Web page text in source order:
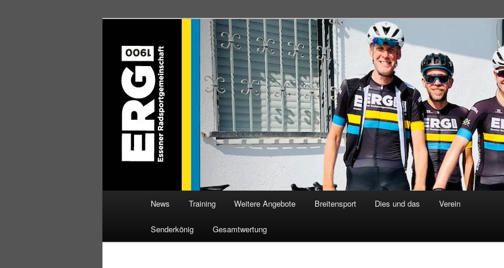
ERG 1900 e.V
Willkommen bei der Essener Radsportgemeinschaft
News Training Weitere Angebote Breitensport Dies und das Verein
Senderkönig Gesamtwertung